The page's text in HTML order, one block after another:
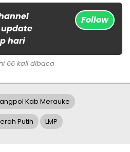
hari
Follow
66 kali dibaca
Kab Merauke
Putih LMP